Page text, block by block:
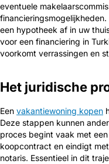
eventuele
een hypotheek af in uw
voor een financiering in
voorkomt verrassingen en
Het juridische
Een vakantiewoning kopen
Deze stappen kunnen
proces begint vaak met
koopcontract en eindigt
notaris. Essentieel in dit